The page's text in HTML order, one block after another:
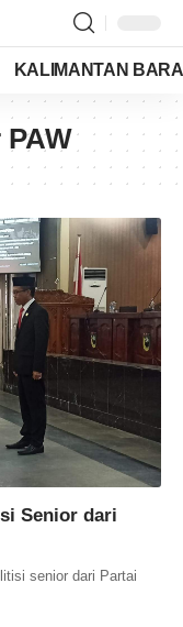
KALIMANTAN
PAW
Senior dari
senior dari Partai